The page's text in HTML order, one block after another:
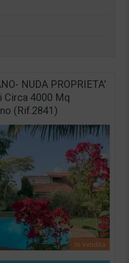
NUDA PROPRIETA’
Circa 4000 Mq
(Rif.2841)
In Vendita